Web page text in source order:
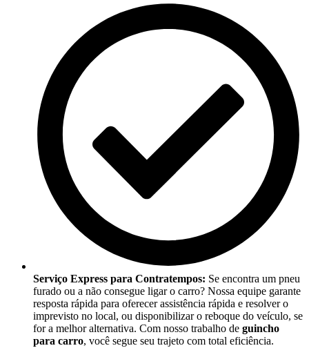
Serviço Express para Contratempos: Se encontra um pneu
furado ou a não consegue ligar o carro? Nossa equipe garante
resposta rápida para oferecer assistência rápida e resolver o
imprevisto no local, ou disponibilizar o reboque do veículo, se
for a melhor alternativa. Com nosso trabalho de guincho
para carro, você segue seu trajeto com total eficiência.